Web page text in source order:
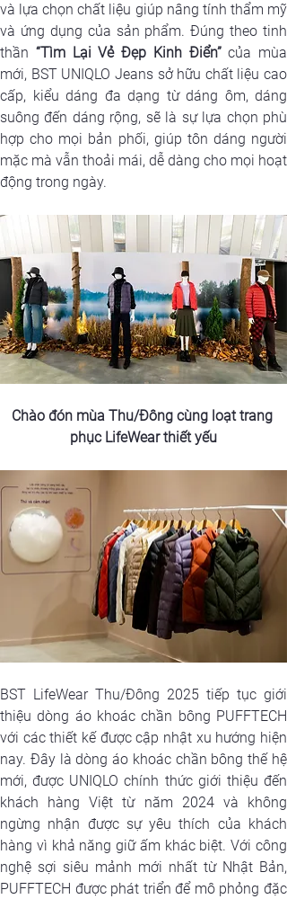
và lựa chọn chất liệu giúp nâng tính thẩm mỹ
và ứng dụng của sản phẩm. Đúng theo tinh
thần “Tìm Lại Vẻ Đẹp Kinh Điển” của mùa
mới, BST UNIQLO Jeans sở hữu chất liệu cao
cấp, kiểu dáng đa dạng từ dáng ôm, dáng
suông đến dáng rộng, sẽ là sự lựa chọn phù
hợp cho mọi bản phối, giúp tôn dáng người
mặc mà vẫn thoải mái, dễ dàng cho mọi hoạt
động trong ngày.
Chào đón mùa Thu/Đông cùng loạt trang
phục LifeWear thiết yếu
BST LifeWear Thu/Đông 2025 tiếp tục giới
thiệu dòng áo khoác chần bông PUFFTECH
với các thiết kế được cập nhật xu hướng hiện
nay. Đây là dòng áo khoác chần bông thế hệ
mới, được UNIQLO chính thức giới thiệu đến
khách hàng Việt từ năm 2024 và không
ngừng nhận được sự yêu thích của khách
hàng vì khả năng giữ ấm khác biệt. Với công
nghệ sợi siêu mảnh mới nhất từ Nhật Bản,
PUFFTECH được phát triển để mô phỏng đặc